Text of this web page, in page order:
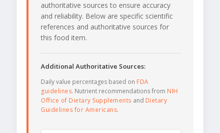
authoritative sources to ensure accuracy
and reliability. Below are specific scientific
references and authoritative sources for
this food item.
Additional Authoritative Sources:
Daily value percentages based on FDA
guidelines. Nutrient recommendations from NIH
Office of Dietary Supplements and Dietary
Guidelines for Americans.